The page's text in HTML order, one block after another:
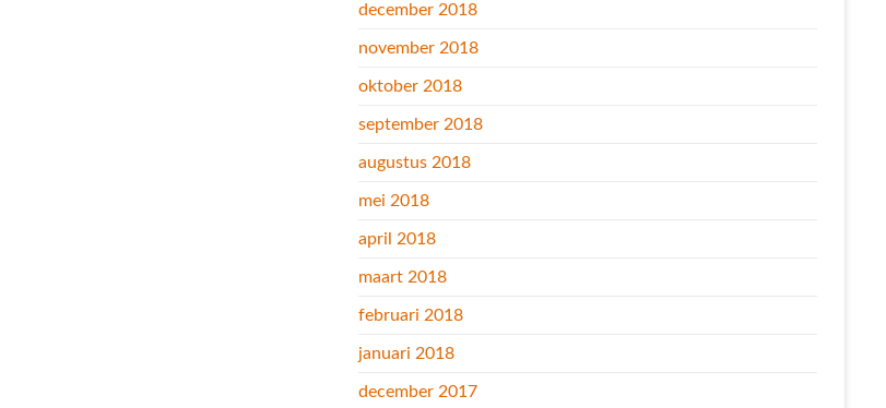
december 2018
november 2018
oktober 2018
september 2018
augustus 2018
mei 2018
april 2018
maart 2018
februari 2018
januari 2018
december 2017